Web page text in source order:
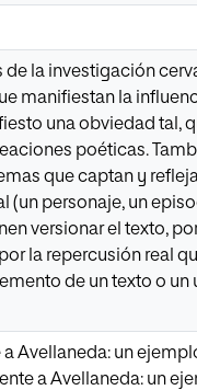
de la investigación
manifiestan la
una obviedad
poéticas.
que captan y
(un personaje, un
versionar el texto,
la repercusión real
de un texto o un
a Avellaneda: un
a Avellaneda: un